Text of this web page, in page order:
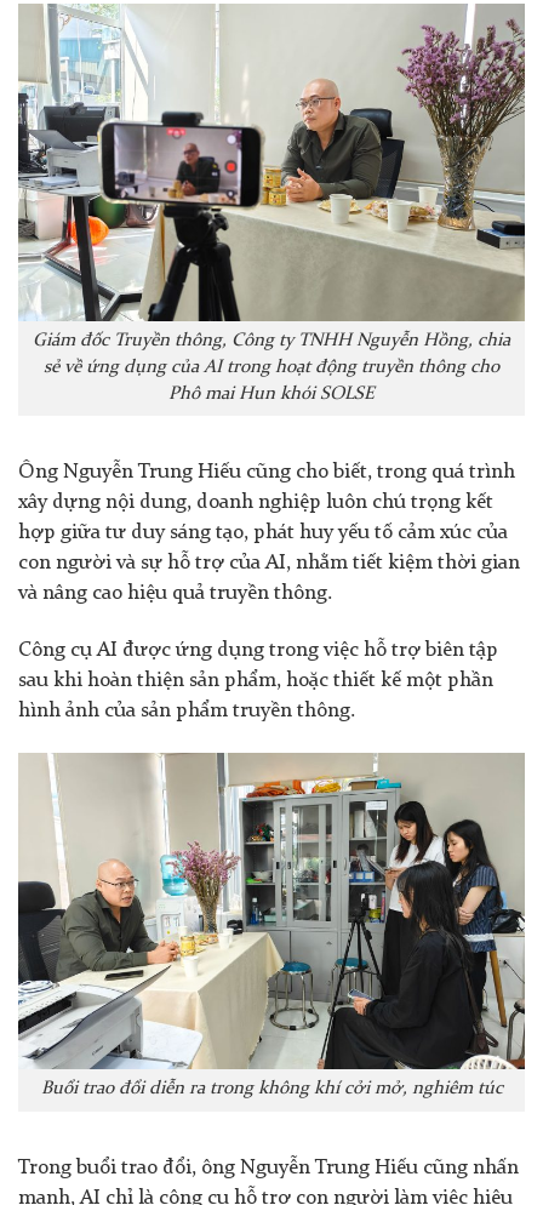
Giám đốc Truyền thông, Công ty TNHH Nguyễn Hồng, chia
sẻ về ứng dụng của AI trong hoạt động truyền thông cho
Phô mai Hun khói SOLSE
Ông Nguyễn Trung Hiếu cũng cho biết, trong quá trình
xây dựng nội dung, doanh nghiệp luôn chú trọng kết
hợp giữa tư duy sáng tạo, phát huy yếu tố cảm xúc của
con người và sự hỗ trợ của AI, nhằm tiết kiệm thời gian
và nâng cao hiệu quả truyền thông.
Công cụ AI được ứng dụng trong việc hỗ trợ biên tập
sau khi hoàn thiện sản phẩm, hoặc thiết kế một phần
hình ảnh của sản phẩm truyền thông.
Buổi trao đổi diễn ra trong không khí cởi mở, nghiêm túc
Trong buổi trao đổi, ông Nguyễn Trung Hiếu cũng nhấn
mạnh, AI chỉ là công cụ hỗ trợ con người làm việc hiệu